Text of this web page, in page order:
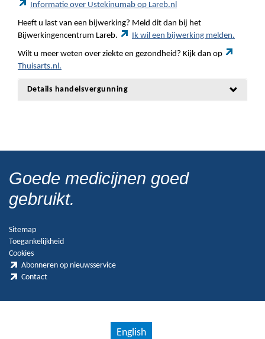
Informatie over Ustekinumab op Lareb.nl
Heeft u last van een bijwerking? Meld dit dan bij het
Bijwerkingencentrum Lareb.
Ik wil een bijwerking melden.
Wilt u meer weten over ziekte en gezondheid? Kijk dan op
Thuisarts.nl.
Details handelsvergunning
Goede medicijnen goed
gebruikt.
Sitemap
Toegankelijkheid
Cookies
Abonneren op nieuwsservice
Contact
English